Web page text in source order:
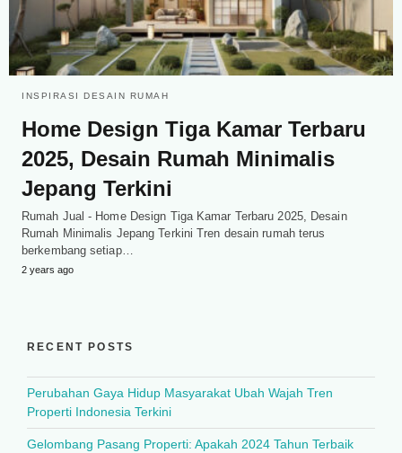
INSPIRASI DESAIN RUMAH
Home Design Tiga Kamar Terbaru
2025, Desain Rumah Minimalis
Jepang Terkini
Rumah Jual - Home Design Tiga Kamar Terbaru 2025, Desain
Rumah Minimalis Jepang Terkini Tren desain rumah terus
berkembang setiap…
2 years ago
RECENT POSTS
Perubahan Gaya Hidup Masyarakat Ubah Wajah Tren
Properti Indonesia Terkini
Gelombang Pasang Properti: Apakah 2024 Tahun Terbaik